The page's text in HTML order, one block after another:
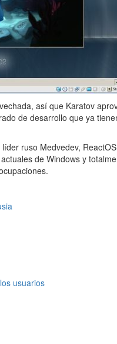
así que Karatov
de desarrollo que ya
ruso Medvedev,
de Windows y
usuarios